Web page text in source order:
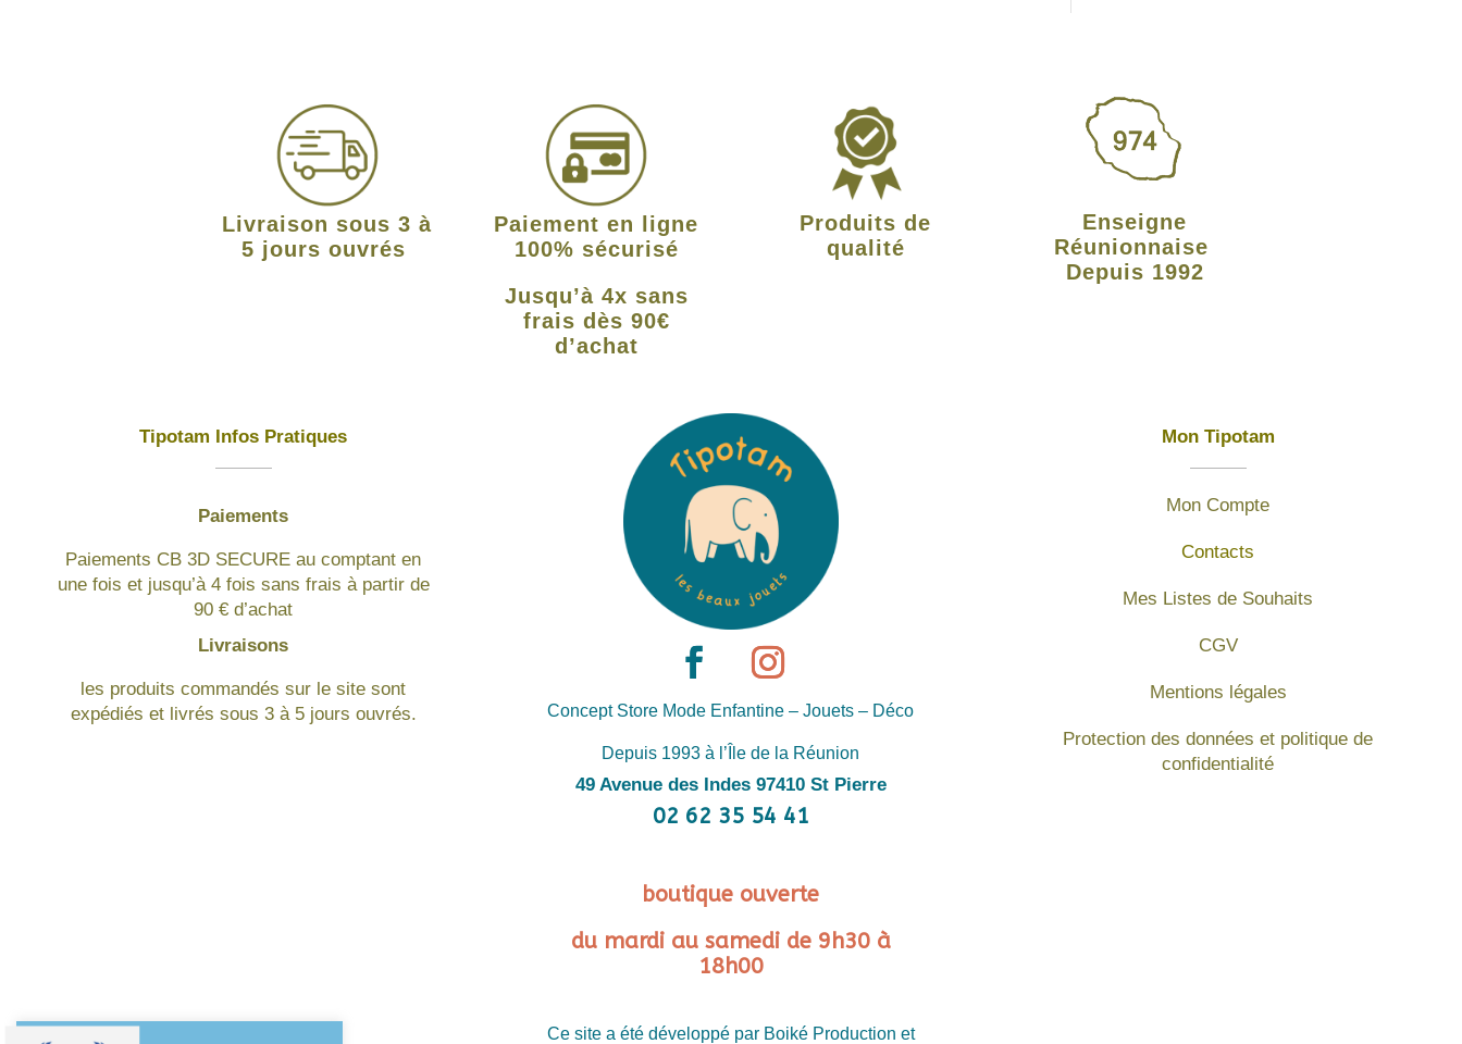
Livraison sous 3 à
5 jours ouvrés
Paiement en ligne
100% sécurisé
Jusqu’à 4x sans
frais dès 90€
d’achat
Produits de
qualité
Enseigne
Réunionnaise
Depuis 1992
Tipotam Infos Pratiques
Paiements
Paiements CB 3D SECURE au comptant en
une fois et jusqu’à 4 fois sans frais à partir de
90 € d’achat
Livraisons
les produits commandés sur le site sont
expédiés et livrés sous 3 à 5 jours ouvrés.
Concept Store Mode Enfantine – Jouets – Déco
Depuis 1993 à l’Île de la Réunion
49 Avenue des Indes 97410 St Pierre
02 62 35 54 41
boutique ouverte
du mardi au samedi de 9h30 à
18h00
Ce site a été développé par Boiké Production et
Mon Tipotam
Mon Compte
Contacts
Mes Listes de Souhaits
CGV
Mentions légales
Protection des données et politique de
confidentialité